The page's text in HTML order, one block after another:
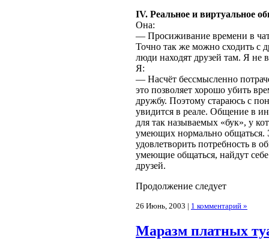
IV. Реальное и виртуальное
Она:
— Просиживание времени в
Точно так же можно сходить с
люди находят друзей там. Я не
Я:
— Насчёт бессмысленно
это позволяет хорошо убить
дружбу. Поэтому стараюсь с
увидится в реале. Общение в
для так называемых «бук», у
умеющих нормально общаться.
удовлетворить потребность в
умеющие общаться, найдут
друзей.
Продолжение следует
26 Июнь, 2003 | 1 комментарий »
Маразм платных